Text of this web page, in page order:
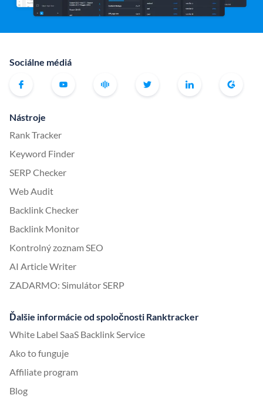
Sociálne médiá
Nástroje
Rank Tracker
Keyword Finder
SERP Checker
Web Audit
Backlink Checker
Backlink Monitor
Kontrolný zoznam SEO
AI Article Writer
ZADARMO: Simulátor SERP
Ďalšie informácie od spoločnosti Ranktracker
White Label SaaS Backlink Service
Ako to funguje
Affiliate program
Blog